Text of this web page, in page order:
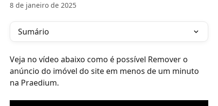
8 de janeiro de 2025
Sumário
Veja no vídeo abaixo como é possível Remover o
anúncio do imóvel do site em menos de um minuto
na Praedium.